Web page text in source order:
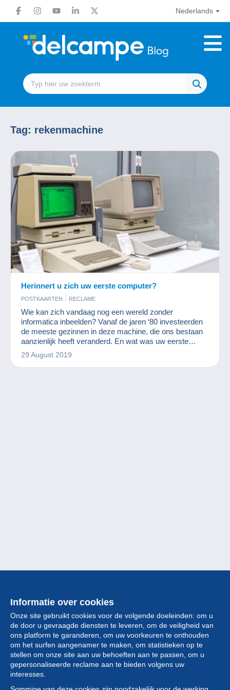
Nederlands
Tag: rekenmachine
Herinnert u zich uw eerste computer?
POSTKAARTEN RECLAME
Wie kan zich vandaag nog een wereld zonder
informatica inbeelden? Vanaf de jaren ‘80 investeerden
de meeste gezinnen in deze machine, die ons bestaan
aanzienlijk heeft veranderd. En wat was uw eerste
computer?
29 August 2019
Informatie over cookies
Onze site gebruikt cookies voor de volgende doeleinden: om u
de door u gevraagde diensten te leveren, om de veiligheid van
ons platform te garanderen, om uw voorkeuren te onthouden
om het surfen aangenamer te maken, om statistieken op te
stellen om onze site aan uw behoeften aan te passen, om u
gepersonaliseerde reclame aan te bieden volgens uw
interesses.
Collectie